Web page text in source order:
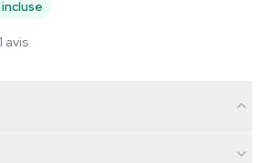
avis